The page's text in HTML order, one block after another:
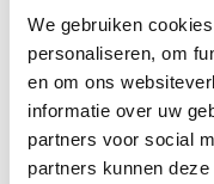
We gebruiken
personaliseren, om
en om ons
informatie over uw
partners voor social
partners kunnen